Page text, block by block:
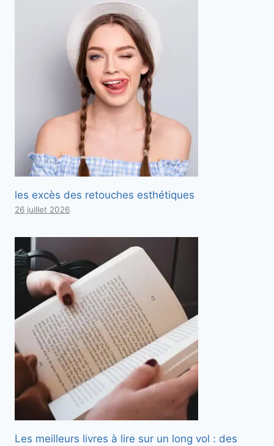
les excès des retouches esthétiques
26 juillet 2026
Les meilleurs livres à lire sur un long vol : des